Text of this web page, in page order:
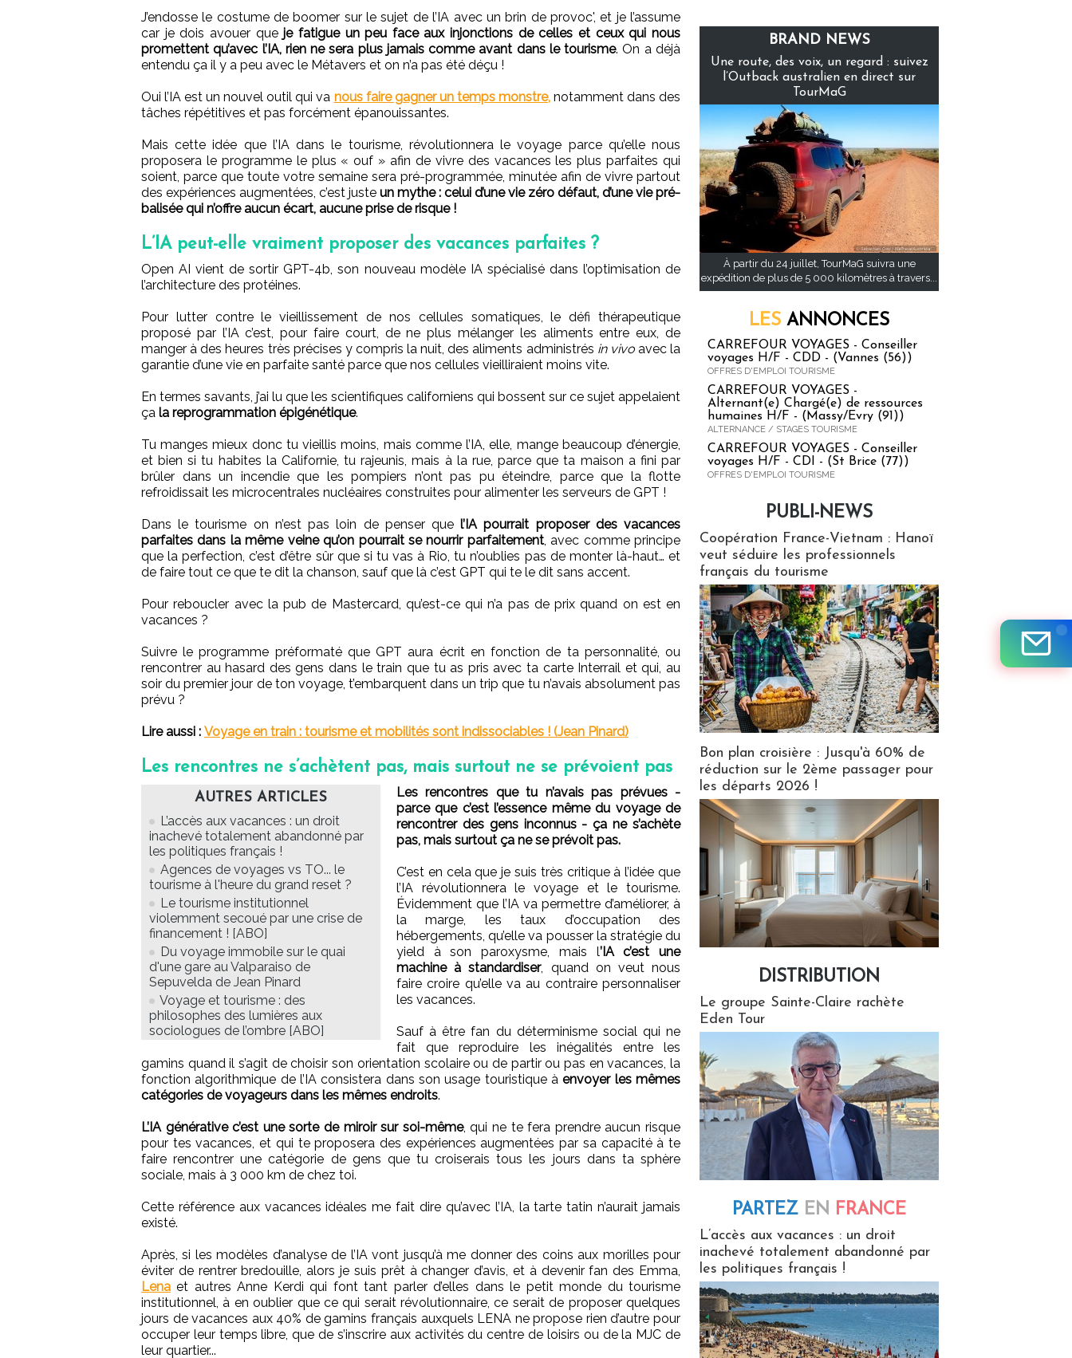
J’endosse le costume de boomer sur le sujet de l’IA avec un brin de provoc', et je l’assume
car je dois avouer que je fatigue un peu face aux injonctions de celles et ceux qui nous
promettent qu’avec l’IA, rien ne sera plus jamais comme avant dans le tourisme. On a déjà
entendu ça il y a peu avec le Métavers et on n’a pas été déçu !
Oui l’IA est un nouvel outil qui va nous faire gagner un temps monstre,notamment dans des
tâches répétitives et pas forcément épanouissantes.
Mais cette idée que l’IA dans le tourisme, révolutionnera le voyage parce qu’elle nous
proposera le programme le plus « ouf » afin de vivre des vacances les plus parfaites qui
soient, parce que toute votre semaine sera pré-programmée, minutée afin de vivre partout
des expériences augmentées, c’est juste un mythe : celui d’une vie zéro défaut, d’une vie pré-
balisée qui n’offre aucun écart, aucune prise de risque !
L’IA peut-elle vraiment proposer des vacances parfaites ?
Open AI vient de sortir GPT-4b, son nouveau modèle IA spécialisé dans l’optimisation de
l’architecture des protéines.
Pour lutter contre le vieillissement de nos cellules somatiques, le défi thérapeutique
proposé par l’IA c’est, pour faire court, de ne plus mélanger les aliments entre eux, de
manger à des heures très précises y compris la nuit, des aliments administrés in vivoavec la
garantie d’une vie en parfaite santé parce que nos cellules vieilliraient moins vite.
En termes savants, j’ai lu que les scientifiques californiens qui bossent sur ce sujet appelaient
ça la reprogrammation épigénétique.
Tu manges mieux donc tu vieillis moins, mais comme l’IA, elle, mange beaucoup d’énergie,
et bien si tu habites la Californie, tu rajeunis, mais à la rue, parce que ta maison a fini par
brûler dans un incendie que les pompiers n’ont pas pu éteindre, parce que la flotte
refroidissait les microcentrales nucléaires construites pour alimenter les serveurs de GPT !
Dans le tourisme on n’est pas loin de penser que l’IA pourrait proposer des vacances
parfaites dans la même veine qu’on pourrait se nourrir parfaitement, avec comme principe
que la perfection, c’est d’être sûr que si tu vas à Rio, tu n’oublies pas de monter là-haut… et
de faire tout ce que te dit la chanson, sauf que là c’est GPT qui te le dit sans accent.
Pour reboucler avec la pub de Mastercard, qu’est-ce qui n’a pas de prix quand on est en
vacances ?
Suivre le programme préformaté que GPT aura écrit en fonction de ta personnalité, ou
rencontrer au hasard des gens dans le train que tu as pris avec ta carte Interrail et qui, au
soir du premier jour de ton voyage, t’embarquent dans un trip que tu n’avais absolument pas
prévu ?
Lire aussi : Voyage en train : tourisme et mobilités sont indissociables ! (Jean Pinard)
Les rencontres ne s’achètent pas, mais surtout ne se prévoient pas
AUTRES ARTICLES
L’accès aux vacances : un droit
inachevé totalement abandonné par
les politiques français !
Agences de voyages vs TO... le
tourisme à l'heure du grand reset ?
Le tourisme institutionnel
violemment secoué par une crise de
financement ! [ABO]
Du voyage immobile sur le quai
d'une gare au Valparaiso de
Sepuvelda de Jean Pinard
Voyage et tourisme : des
philosophes des lumières aux
sociologues de l’ombre [ABO]
Les rencontres que tu n’avais pas prévues -
parce que c’est l’essence même du voyage de
rencontrer des gens inconnus - ça ne s’achète
pas, mais surtout ça ne se prévoit pas.
C’est en cela que je suis très critique à l’idée que
l’IA révolutionnera le voyage et le tourisme.
Évidemment que l’IA va permettre d’améliorer, à
la marge, les taux d’occupation des
hébergements, qu’elle va pousser la stratégie du
yield à son paroxysme, mais l’IA c’est une
machine à standardiser, quand on veut nous
faire croire qu’elle va au contraire personnaliser
les vacances.
Sauf à être fan du déterminisme social qui ne
fait que reproduire les inégalités entre les
gamins quand il s’agit de choisir son orientation scolaire ou de partir ou pas en vacances, la
fonction algorithmique de l’IA consistera dans son usage touristique àenvoyer les mêmes
catégories de voyageurs dans les mêmes endroits.
L’IA générative c’est une sorte de miroir sur soi-même, qui ne te fera prendre aucun risque
pour tes vacances, et qui te proposera des expériences augmentées par sa capacité à te
faire rencontrer une catégorie de gens que tu croiserais tous les jours dans ta sphère
sociale, mais à 3 000 km de chez toi.
Cette référence aux vacances idéales me fait dire qu’avec l’IA, la tarte tatin n’aurait jamais
existé.
Après, si les modèles d’analyse de l’IA vont jusqu’à me donner des coins aux morilles pour
éviter de rentrer bredouille, alors je suis prêt à changer d’avis, et à devenir fan des Emma,
Lena et autres Anne Kerdi qui font tant parler d’elles dans le petit monde du tourisme
institutionnel, à en oublier que ce qui serait révolutionnaire, ce serait de proposer quelques
jours de vacances aux 40% de gamins français auxquels LENA ne propose rien d’autre pour
occuper leur temps libre, que de s’inscrire aux activités du centre de loisirs ou de la MJC de
leur quartier...
BRAND NEWS
Une route, des voix, un regard : suivez
l’Outback australien en direct sur
TourMaG
À partir du 24 juillet, TourMaG suivra une
expédition de plus de 5 000 kilomètres à travers...
LES ANNONCES
CARREFOUR VOYAGES - Conseiller
voyages H/F - CDD - (Vannes (56))
OFFRES D'EMPLOI TOURISME
CARREFOUR VOYAGES -
Alternant(e) Chargé(e) de ressources
humaines H/F - (Massy/Evry (91))
ALTERNANCE / STAGES TOURISME
CARREFOUR VOYAGES - Conseiller
voyages H/F - CDI - (St Brice (77))
OFFRES D'EMPLOI TOURISME
PUBLI-NEWS
Coopération France-Vietnam : Hanoï
veut séduire les professionnels
français du tourisme
Bon plan croisière : Jusqu'à 60% de
réduction sur le 2ème passager pour
les départs 2026 !
DISTRIBUTION
Le groupe Sainte-Claire rachète
Eden Tour
PARTEZ EN FRANCE
L’accès aux vacances : un droit
inachevé totalement abandonné par
les politiques français !